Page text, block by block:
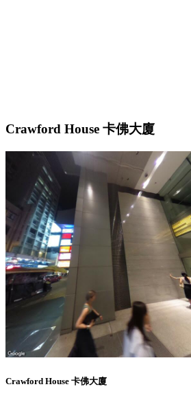
Crawford House 卡佛大廈
Crawford House 卡佛大廈